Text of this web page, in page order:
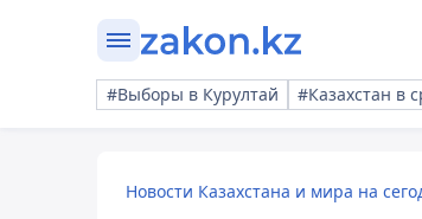
#Выборы в Курултай #Казахстан в
Новости Казахстана и мира на